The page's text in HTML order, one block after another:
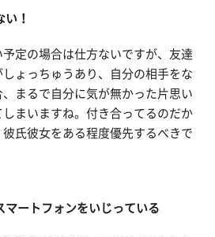
！
定の場合は仕方ないですが、友達
ょっちゅうあり、自分の相手をな
まるで自分に気が無かった片思い
まいますね。付き合ってるのだか
氏彼女をある程度優先するべきで
マートフォンをいじっている